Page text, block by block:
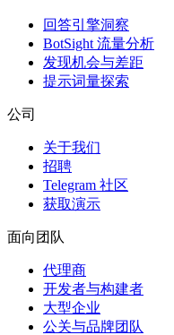
回答引擎洞察
BotSight 流量分析
发现机会与差距
提示词量探索
公司
关于我们
招聘
Telegram 社区
获取演示
面向团队
代理商
开发者与构建者
大型企业
公关与品牌团队